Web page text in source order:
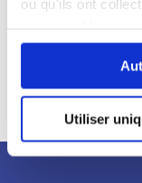
ou qu'ils ont
continuez à
Utiliser
de